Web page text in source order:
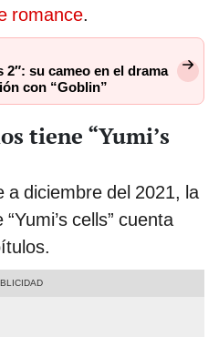
romance.
2″: su cameo en el drama
con “Goblin”
tiene “Yumi’s
a diciembre del 2021, la
cells” cuenta